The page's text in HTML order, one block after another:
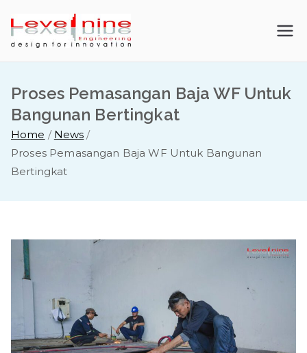
content
Engineerin
g |
Kontraktor
Proses Pemasangan Baja WF Untuk
Bangunan Bertingkat
Home
News
Proses Pemasangan Baja WF Untuk Bangunan
Bertingkat